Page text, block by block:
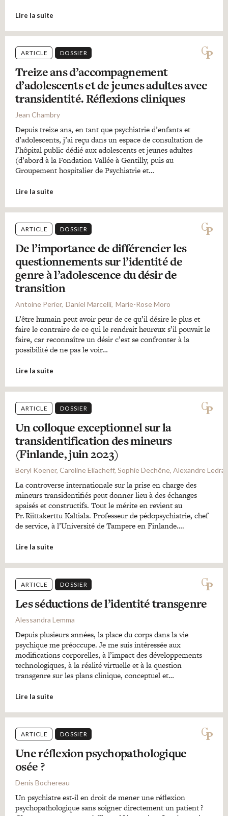
Lire la suite
ARTICLE DOSSIER
Treize ans d’accompagnement
d’adolescents et de jeunes adultes avec
transidentité. Réflexions cliniques
Jean Chambry
Depuis treize ans, en tant que psychiatrie d’enfants et
d’adolescents, j’ai reçu dans un espace de consultation de
l’hôpital public dédié aux adolescents et jeunes adultes
(d’abord à la Fondation Vallée à Gentilly, puis au
Groupement hospitalier de Psychiatrie et…
Lire la suite
ARTICLE DOSSIER
De l’importance de différencier les
questionnements sur l’identité de
genre à l’adolescence du désir de
transition
Antoine Perier Daniel Marcelli Marie-Rose Moro
L’être humain peut avoir peur de ce qu’il désire le plus et
faire le contraire de ce qui le rendrait heureux s’il pouvait le
faire, car reconnaître un désir c’est se confronter à la
possibilité de ne pas le voir…
Lire la suite
ARTICLE DOSSIER
Un colloque exceptionnel sur la
transidentification des mineurs
(Finlande, juin 2023)
Beryl Koener, Caroline Eliacheff, Sophie Dechêne, Alexandre
La controverse internationale sur la prise en charge des
mineurs transidentifiés peut donner lieu à des échanges
apaisés et constructifs. Tout le mérite en revient au
Pr. Riittakerttu Kaltiala. Professeur de pédopsychiatrie, chef
de service, à l’Université de Tampere en Finlande….
Lire la suite
ARTICLE DOSSIER
Les séductions de l’identité transgenre
Alessandra Lemma
Depuis plusieurs années, la place du corps dans la vie
psychique me préoccupe. Je me suis intéressée aux
modifications corporelles, à l’impact des développements
technologiques, à la réalité virtuelle et à la question
transgenre sur les plans clinique, conceptuel et…
Lire la suite
ARTICLE DOSSIER
Une réflexion psychopathologique
osée ?
Denis Bochereau
Un psychiatre est-il en droit de mener une réflexion
psychopathologique sans soigner directement un patient ?